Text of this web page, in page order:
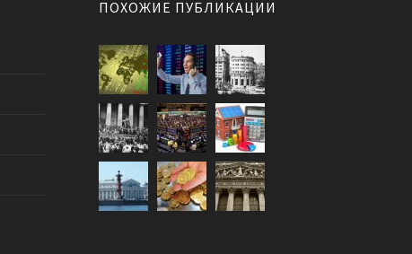
ПОХОЖИЕ ПУБЛИКАЦИИ